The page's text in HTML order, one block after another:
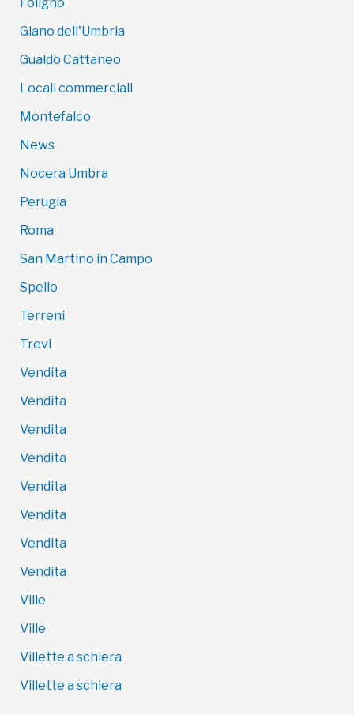
Giano dell'Umbria
Gualdo Cattaneo
Locali commerciali
Montefalco
News
Nocera Umbra
Perugia
Roma
San Martino in Campo
Spello
Terreni
Trevi
Vendita
Vendita
Vendita
Vendita
Vendita
Vendita
Vendita
Vendita
Ville
Ville
Villette a schiera
Villette a schiera